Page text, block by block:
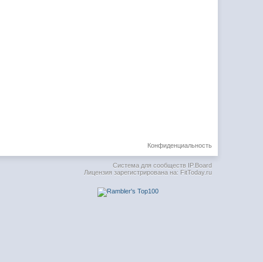
Конфиденциальность
Система для сообществ IP.Board
Лицензия зарегистрирована на: FitToday.ru